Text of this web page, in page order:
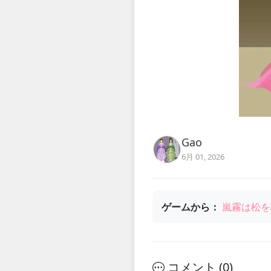
Gao
6月 01, 2026
ゲームから： 嵐霧は松
コメント (0)